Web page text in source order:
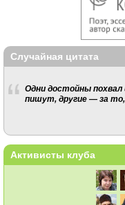
Случайная цитата
Одни достойны похвал
пишут, другие — за
Активисты клуба